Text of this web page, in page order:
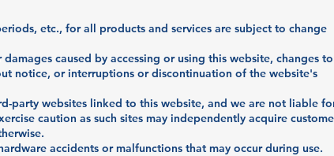
etc., for all products and services are subject to change
caused by accessing or using this website, changes to
notice, or interruptions or discontinuation of the website's
party websites linked to this website, and we are not liable
caution as such sites may independently acquire
accidents or malfunctions that may occur during use.